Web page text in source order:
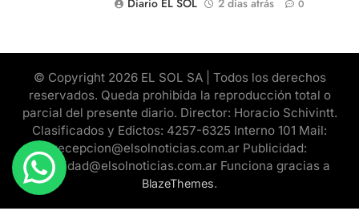
0
© Copyright 2026 EL SOL SA | Todos los derechos
reservados. Queda prohibida la reproducción total o
parcial del presente diario. Director: Horacio Schivintt.
Clasificados y Edictos: 4257-6325 Interno 101 Mail:
recepcion@elsolnoticias.com.ar Publicidad:
publicidad@elsolnoticias.com.ar Funciona gracias a
BlazeThemes.